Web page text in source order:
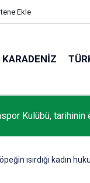
Ekle
KARADENIZ
Kulübü, tarihinin
ısırdığı kadın